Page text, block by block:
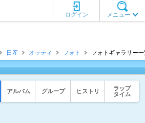
メニュー
ログイン
日産 オッティ フォト フォトギャラリー
アルバム グループ ヒストリ
ラップ
タイム